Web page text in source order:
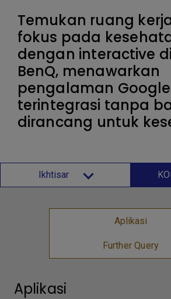
Temukan ruang
fokus pada
dengan interactive
BenQ, menawarkan
pengalaman
terintegrasi tanpa
dirancang untuk
Ikhtisar
Aplikasi
Further Query
Aplikasi